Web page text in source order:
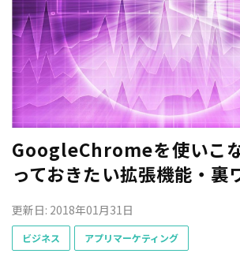
GoogleChromeを使いこ
っておきたい拡張機能・裏
更新日: 2018年01月31日
ビジネス アプリマーケティング